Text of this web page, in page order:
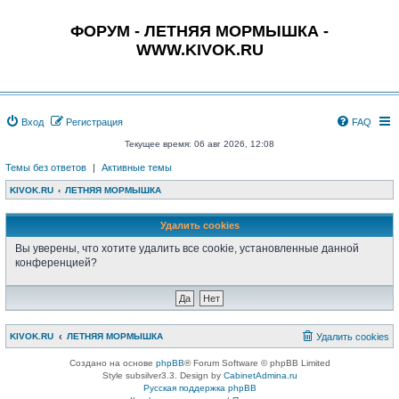
ФОРУМ - ЛЕТНЯЯ МОРМЫШКА -
WWW.KIVOK.RU
Вход Регистрация FAQ
Текущее время: 06 авг 2026, 12:08
Темы без ответов | Активные темы
KIVOK.RU ЛЕТНЯЯ МОРМЫШКА
Удалить cookies
Вы уверены, что хотите удалить все cookie, установленные данной
конференцией?
KIVOK.RU ЛЕТНЯЯ МОРМЫШКА Удалить cookies
Создано на основе phpBB® Forum Software © phpBB Limited
Style subsilver3.3. Design by CabinetAdmina.ru
Русская поддержка phpBB